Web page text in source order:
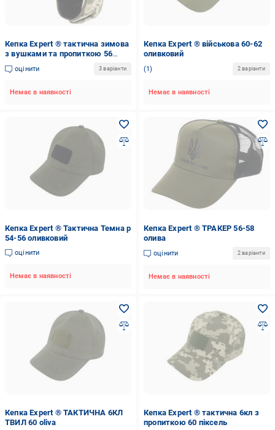
Кепка Expert ® тактична зимова
з вушками та пропиткою 56
піксель
оцінити 3 варіанти
Немає в наявності
Кепка Expert ® військова 60-62
оливковий
1 2 варіанти
Немає в наявності
Кепка Expert ® Тактична Темна р
54-56 оливковий
оцінити
Немає в наявності
Кепка Expert ® ТРАКЕР 56-58
олива
оцінити 2 варіанти
Немає в наявності
Кепка Expert ® ТАКТИЧНА 6КЛ
ТВИЛ 60 oliva
Кепка Expert ® тактична 6кл з
пропиткою 60 піксель